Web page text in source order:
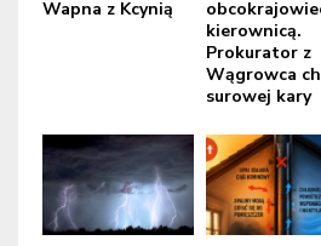
Wapna z Kcynią
kierownicą.
Prokurator z
Wągrowca
surowej kary